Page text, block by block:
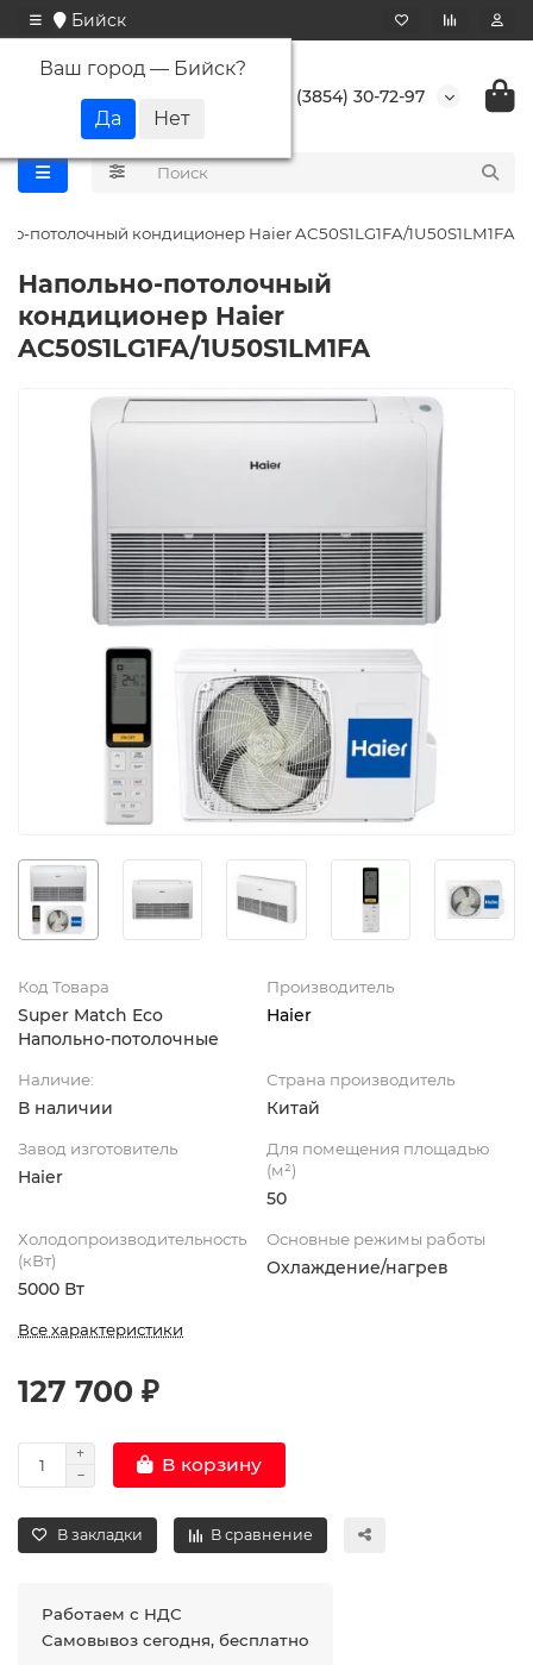
Бийск
Ваш город — Бийск?
+7 (3854) 30-72-97
потолочный кондиционер Haier AC50S1LG1FA/1U50S1LM1FA
Напольно-потолочный
кондиционер Haier
AC50S1LG1FA/1U50S1LM1FA
Код Товара
Super Match Eco
Напольно-потолочные
Производитель
Haier
Наличие:
В наличии
Страна производитель
Китай
Завод изготовитель
Haier
Для помещения площадью
(м²)
50
Холодопроизводительность
(кВт)
5000 Вт
Основные режимы работы
Охлаждение/нагрев
Все характеристики
127 700 ₽
В корзину
В закладки В сравнение
Работаем с НДС
Самовывоз сегодня, бесплатно